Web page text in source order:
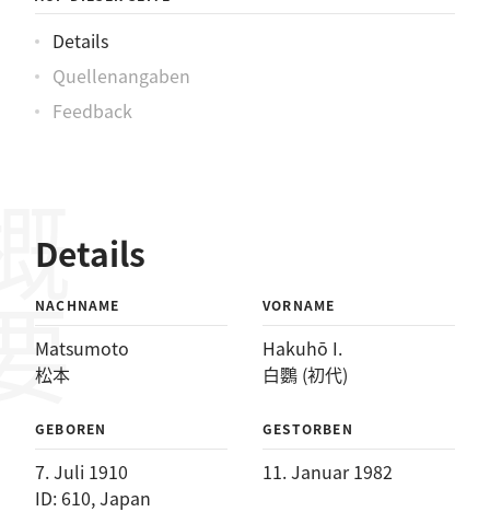
Details
Quellenangaben
Feedback
Details
NACHNAME
Matsumoto
松本
VORNAME
Hakuhō I.
白鸚 (初代)
GEBOREN
7. Juli 1910
ID: 610, Japan
GESTORBEN
11. Januar 1982